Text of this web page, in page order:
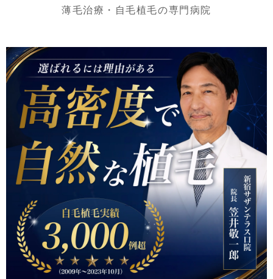
薄毛治療・自毛植毛の専門病院